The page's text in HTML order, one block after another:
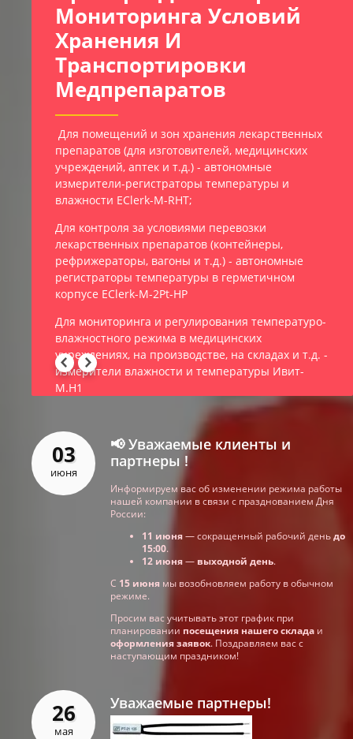
Мониторинга Условий
Хранения И
Транспортировки
Медпрепаратов
Для помещений и зон хранения лекарственных
препаратов (для изготовителей, медицинских
учреждений, аптек и т.д.) - автономные
измерители-регистраторы температуры и
влажности EClerk-M-RHT;
Для контроля за условиями перевозки
лекарственных препаратов (контейнеры,
рефрижераторы, вагоны и т.д.) - автономные
регистраторы температуры в герметичном
корпусе EClerk-M-2Pt-HP
Для мониторинга и регулирования температуро-
влажностного режима в медицинских
учреждениях, на производстве, на складах и т.д. -
измерители влажности и температуры Ивит-
М.Н1
03
июня
📢 Уважаемые клиенты и
партнеры !
Информируем вас об изменении режима работы
нашей компании в связи с празднованием Дня
России:
11 июня— сокращенный рабочий деньдо
15:00.
12 июня— выходной день.
С 15 июня мы возобновляем работу в обычном
режиме.
Просим вас учитывать этот график при
планировании посещения нашего склада и
оформления заявок. Поздравляем вас с
наступающим праздником!
26
мая
Уважаемые партнеры!